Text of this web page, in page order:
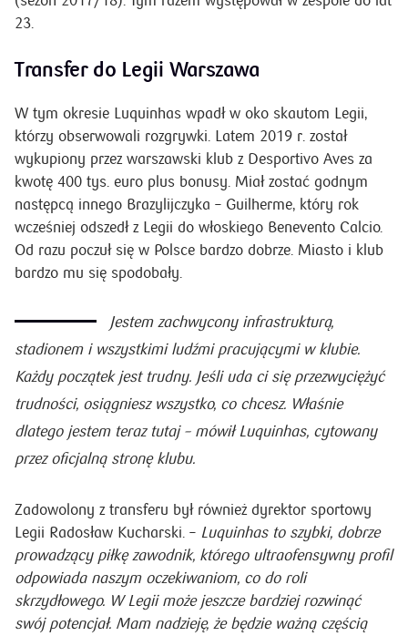
23.
Transfer do Legii Warszawa
W tym okresie Luquinhas wpadł w oko skautom Legii,
którzy obserwowali rozgrywki. Latem 2019 r. został
wykupiony przez warszawski klub z Desportivo Aves za
kwotę 400 tys. euro plus bonusy. Miał zostać godnym
następcą innego Brazylijczyka – Guilherme, który rok
wcześniej odszedł z Legii do włoskiego Benevento Calcio.
Od razu poczuł się w Polsce bardzo dobrze. Miasto i klub
bardzo mu się spodobały.
Jestem zachwycony infrastrukturą,
stadionem i wszystkimi ludźmi pracującymi w klubie.
Każdy początek jest trudny. Jeśli uda ci się przezwyciężyć
trudności, osiągniesz wszystko, co chcesz. Właśnie
dlatego jestem teraz tutaj– mówił Luquinhas, cytowany
przez oficjalną stronę klubu.
Zadowolony z transferu był również dyrektor sportowy
Legii Radosław Kucharski. – Luquinhas to szybki, dobrze
prowadzący piłkę zawodnik, którego ultraofensywny profil
odpowiada naszym oczekiwaniom, co do roli
skrzydłowego. W Legii może jeszcze bardziej rozwinąć
swój potencjał. Mam nadzieję, że będzie ważną częścią